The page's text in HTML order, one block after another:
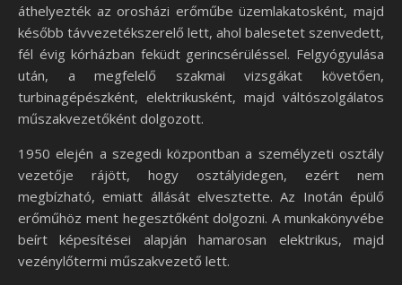
áthelyezték az orosházi erőműbe üzemlakatosként, majd
később távvezetékszerelő lett, ahol balesetet szenvedett,
fél évig kórházban feküdt gerincsérüléssel. Felgyógyulása
után, a megfelelő szakmai vizsgákat követően,
turbinagépészként, elektrikusként, majd váltószolgálatos
műszakvezetőként dolgozott.
1950 elején a szegedi központban a személyzeti osztály
vezetője rájött, hogy osztályidegen, ezért nem
megbízható, emiatt állását elvesztette. Az Inotán épülő
erőműhöz ment hegesztőként dolgozni. A munkakönyvébe
beírt képesítései alapján hamarosan elektrikus, majd
vezénylőtermi műszakvezető lett.